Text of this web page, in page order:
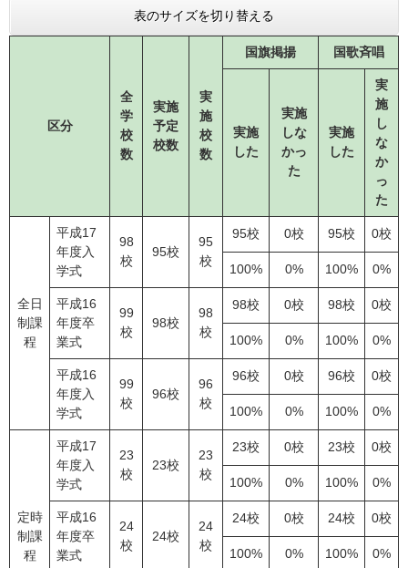
表のサイズを切り替える
区分
全
学
校
数
実施
予定
校数
実
施
校
数
国旗掲揚 国歌斉唱
実施
した
実施
しな
かっ
た
実施
した
実
施
し
な
か
っ
た
全日
制課
程
平成17
年度入
学式
98
校
95校
95
校
95校 0校 95校 0校
100% 0% 100% 0%
平成16
年度卒
業式
99
校
98校
98
校
98校 0校 98校 0校
100% 0% 100% 0%
平成16
年度入
学式
99
校
96校
96
校
96校 0校 96校 0校
100% 0% 100% 0%
定時
制課
程
平成17
年度入
学式
23
校
23校
23
校
23校 0校 23校 0校
100% 0% 100% 0%
平成16
年度卒
業式
24
校
24校
24
校
24校 0校 24校 0校
100% 0% 100% 0%